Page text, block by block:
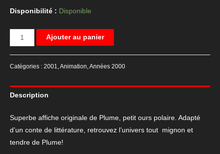
Disponibilité : Disponible
quantité
de
cinéma
Plume,
petit
ours
polaire
Ajouter au panier
Catégories : 2001,Animation,Années 2000
Description
Superbe affiche originale de Plume, petit ours polaire. Adapté
d’un conte de littérature, retrouvez l’univers tout mignon et
tendre de Plume!